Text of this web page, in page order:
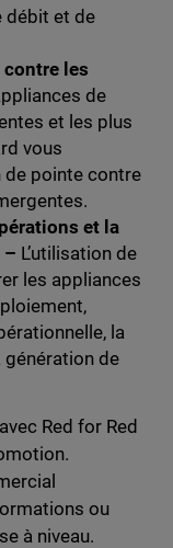
débit et de
les
de
et les plus
vous
pointe contre
et la
– L’utilisation de
les appliances
la
génération de
Red for Red
ou
à niveau.